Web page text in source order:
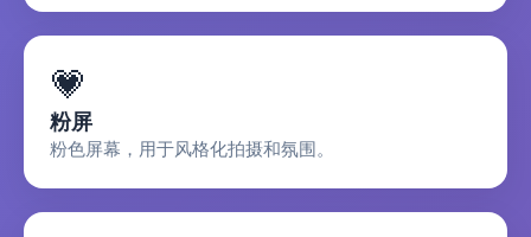
💗
粉屏
粉色屏幕，用于风格化拍摄和氛围。